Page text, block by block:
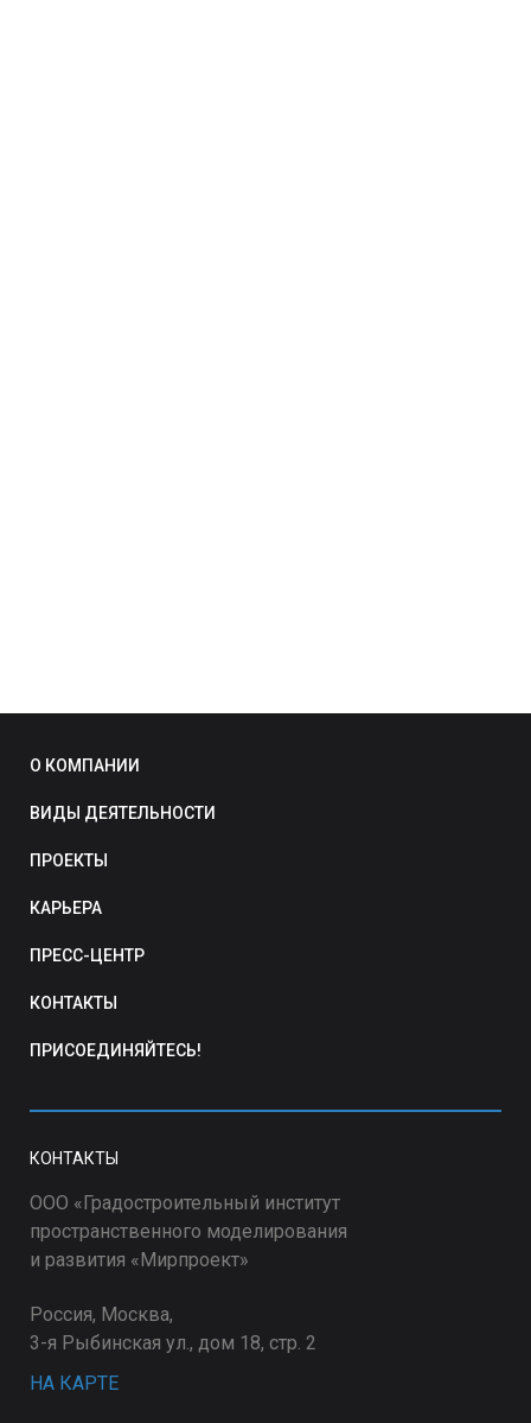
О КОМПАНИИ
ВИДЫ ДЕЯТЕЛЬНОСТИ
ПРОЕКТЫ
КАРЬЕРА
ПРЕСС-ЦЕНТР
КОНТАКТЫ
ПРИСОЕДИНЯЙТЕСЬ!
КОНТАКТЫ
ООО «Градостроительный институт
пространственного моделирования
и развития «Мирпроект»
Россия, Москва,
3-я Рыбинская ул., дом 18, стр. 2
НА КАРТЕ